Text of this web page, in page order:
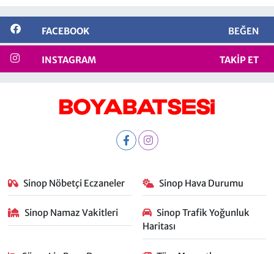
FACEBOOK BEĞEN
INSTAGRAM TAKIP ET
Sinop Nöbetçi Eczaneler Sinop Hava Durumu
Sinop Namaz Vakitleri
Sinop Trafik Yoğunluk
Haritası